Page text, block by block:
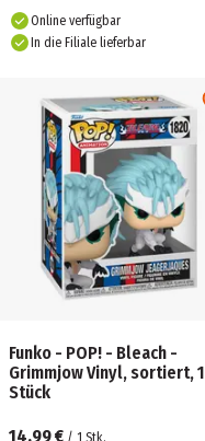
Online verfügbar
In die Filiale lieferbar
Funko - POP! - Bleach -
Grimmjow Vinyl, sortiert, 1
Stück
14,99 € / 1 Stk.